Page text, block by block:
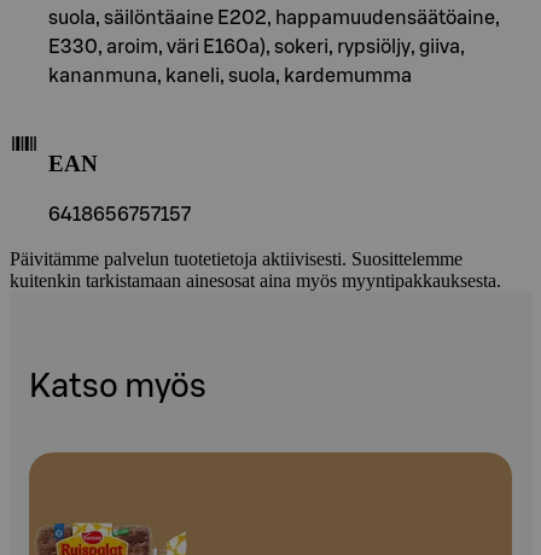
suola, säilöntäaine E202, happamuudensäätöaine,
E330, aroim, väri E160a), sokeri, rypsiöljy, giiva,
kananmuna, kaneli, suola, kardemumma
EAN
6418656757157
Päivitämme palvelun tuotetietoja aktiivisesti. Suosittelemme
kuitenkin tarkistamaan ainesosat aina myös myyntipakkauksesta.
Katso myös